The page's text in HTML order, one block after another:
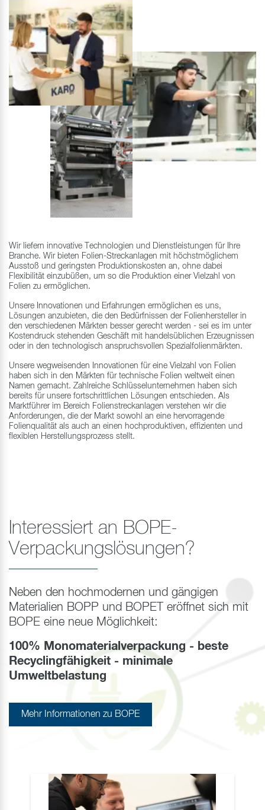
Wir liefern innovative Technologien und Dienstleistungen für Ihre
Branche. Wir bieten Folien-Streckanlagen mit höchstmöglichem
Ausstoß und geringsten Produktionskosten an, ohne dabei
Flexibilität einzubüßen, um so die Produktion einer Vielzahl von
Folien zu ermöglichen.
Unsere Innovationen und Erfahrungen ermöglichen es uns,
Lösungen anzubieten, die den Bedürfnissen der Folienhersteller in
den verschiedenen Märkten besser gerecht werden - sei es im unter
Kostendruck stehenden Geschäft mit handelsüblichen Erzeugnissen
oder in den technologisch anspruchsvollen Spezialfolienmärkten.
Unsere wegweisenden Innovationen für eine Vielzahl von Folien
haben sich in den Märkten für technische Folien weltweit einen
Namen gemacht. Zahlreiche Schlüsselunternehmen haben sich
bereits für unsere fortschrittlichen Lösungen entschieden. Als
Marktführer im Bereich Folienstreckanlagen verstehen wir die
Anforderungen, die der Markt sowohl an eine hervorragende
Folienqualität als auch an einen hochproduktiven, effizienten und
flexiblen Herstellungsprozess stellt.
Interessiert an BOPE-
Verpackungslösungen?
Neben den hochmodernen und gängigen
Materialien BOPP und BOPET eröffnet sich mit
BOPE eine neue Möglichkeit:
100% Monomaterialverpackung - beste
Recyclingfähigkeit - minimale
Umweltbelastung
Mehr Informationen zu BOPE